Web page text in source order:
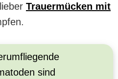
Trauermücken mit
sind